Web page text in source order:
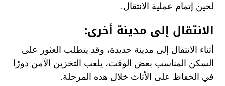
لحين إتمام عملية الانتقال.
الانتقال إلى مدينة أخرى:
أثناء الانتقال إلى مدينة جديدة، وقد يتطلب العثور على
السكن المناسب بعض الوقت، يلعب التخزين الآمن دورًا
في الحفاظ على الأثاث خلال هذه المرحلة.